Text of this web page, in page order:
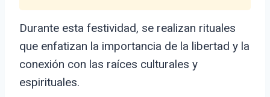
Durante esta festividad, se realizan rituales
que enfatizan la importancia de la libertad y la
conexión con las raíces culturales y
espirituales.